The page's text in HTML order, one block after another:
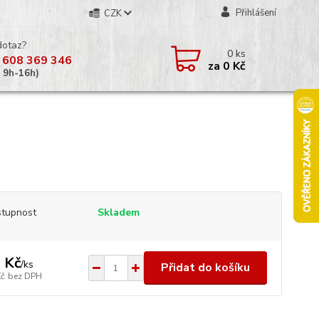
CZK Přihlášení
369 346
9h-16h)
0ks
za 0 Kč
Skladem
Kč/ks
bez DPH
Přidat do košíku